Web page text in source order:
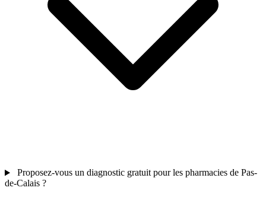
Proposez-vous un diagnostic gratuit pour les pharmacies de Pas-
de-Calais ?